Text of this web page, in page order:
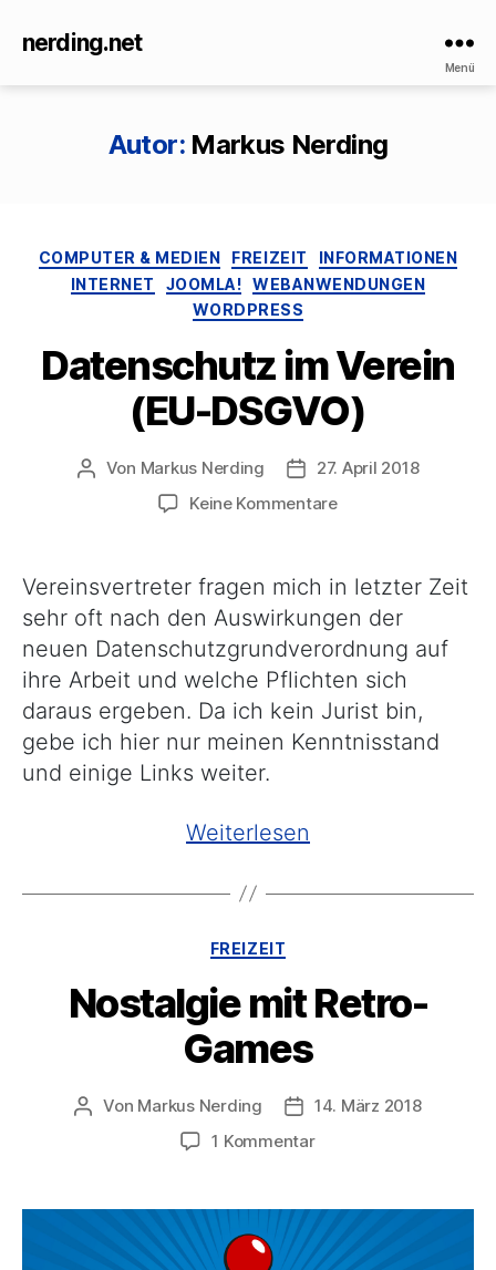
nerding.net
Menü
Autor: Markus Nerding
Kategorien
COMPUTER & MEDIEN FREIZEIT
INFORMATIONEN
INTERNET
JOOMLA!
WEBANWENDUNGEN
WORDPRESS
Datenschutz im Verein
(EU-DSGVO)
Beitragsautor
Von Markus Nerding Veröffentlichungsdatum
27. April 2018
Keine Kommentarezu
Verein
(EU-
DSGVO)
Vereinsvertreter fragen mich in letzter Zeit
sehr oft nach den Auswirkungen der
neuen Datenschutzgrundverordnung auf
ihre Arbeit und welche Pflichten sich
daraus ergeben. Da ich kein Jurist bin,
gebe ich hier nur meinen Kenntnisstand
und einige Links weiter.
Weiterlesen
Verein
Kategorien
FREIZEIT
Nostalgie mit Retro-
Games
Beitragsautor
Von Markus Nerding Veröffentlichungsdatum
14. März 2018
1 Kommentarzu
Retro-
Games